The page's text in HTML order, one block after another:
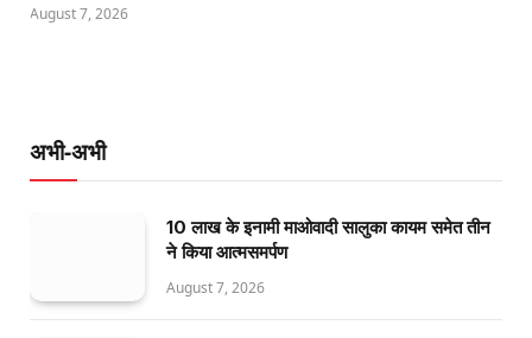
August 7, 2026
अभी-अभी
10 लाख के इनामी माओवादी सालुका कायम समेत तीन
ने किया आत्मसमर्पण
August 7, 2026